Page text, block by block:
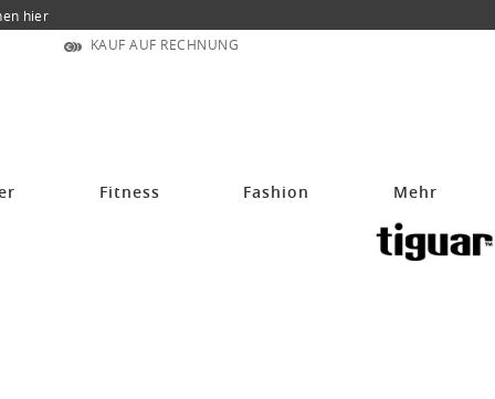
hier
KAUF AUF RECHNUNG
Fitness Fashion Mehr